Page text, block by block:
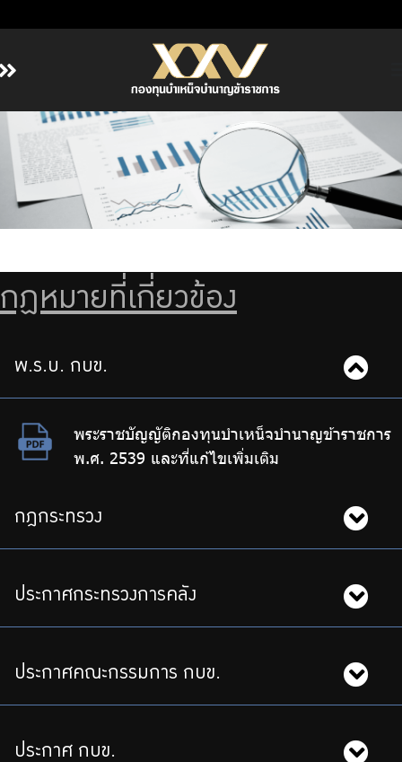
หน้าหลัก
เกี่ยวกับ กบข.
บริการสมาชิก
ลงทุน
รายงานผลการดำเนินงาน
ติดต่อเรา
กฏหมายที่เกี่ยวข้อง
พ.ร.บ. กบข.
พระราชบัญญัติกองทุนบำเหน็จบำนาญข้าราชการ
พ.ศ. 2539 และที่แก้ไขเพิ่มเติม
กฎกระทรวง
ประกาศกระทรวงการคลัง
ประกาศคณะกรรมการ กบข.
ประกาศ กบข.